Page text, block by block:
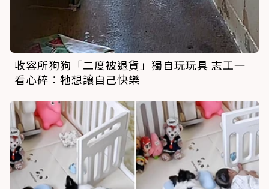
收容所狗狗「二度被退貨」獨自玩玩具 志工一
看心碎：牠想讓自己快樂